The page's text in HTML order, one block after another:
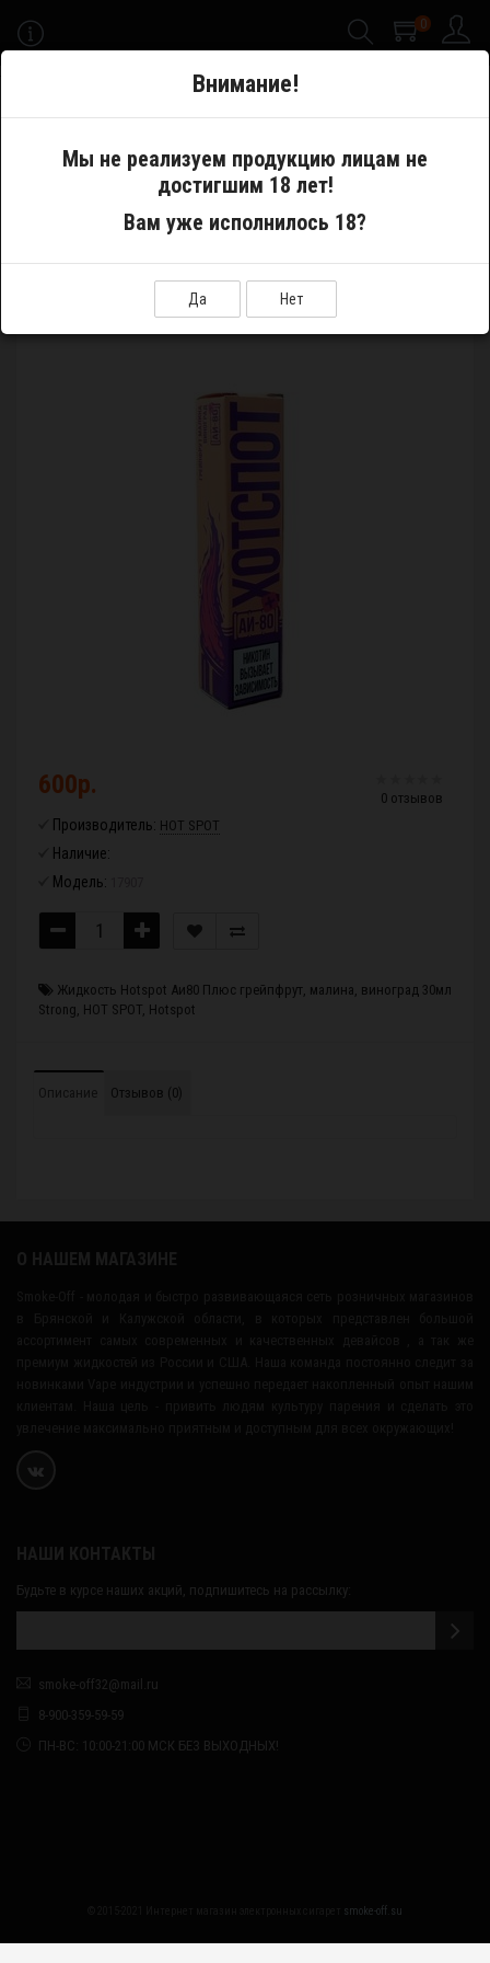
0
Меню
Жидкость Hotspot Аи80 Плюс грейпфрут,малина,виноград 30мл Strong
ЖИДКОСТЬ HOTSPOT АИ80 ПЛЮС
ГРЕЙПФРУТ,МАЛИНА,ВИНОГРАД 30МЛ STRONG
0 отзывов
600р.
Производитель: HOT SPOT
Наличие:
Модель:
Жидкость Hotspot Аи80 Плюс грейпфрут, малина, виноград 30мл
Strong, HOT SPOT, Hotspot
Описание Отзывов (0)
Будьте в курсе наших акций, подпишитесь на рассылку:
smoke-off32@mail.ru
8-900-359-59-59
ПН-ВС: 10:00-21:00 МСК БЕЗ ВЫХОДНЫХ!
smoke-off.su
Внимание!
Мы не реализуем продукцию лицам не
достигшим 18 лет!
Вам уже исполнилось 18?
Да Нет